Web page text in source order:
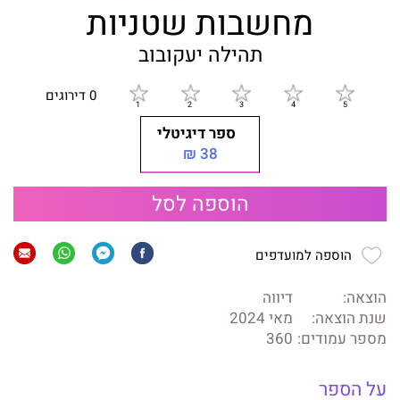
מחשבות שטניות
תהילה יעקובוב
0 דירוגים
ספר דיגיטלי
38 ₪
הוספה לסל
הוספה למועדפים
הוצאה:
דיווה
שנת הוצאה:
מאי 2024
מספר עמודים: 360
על הספר